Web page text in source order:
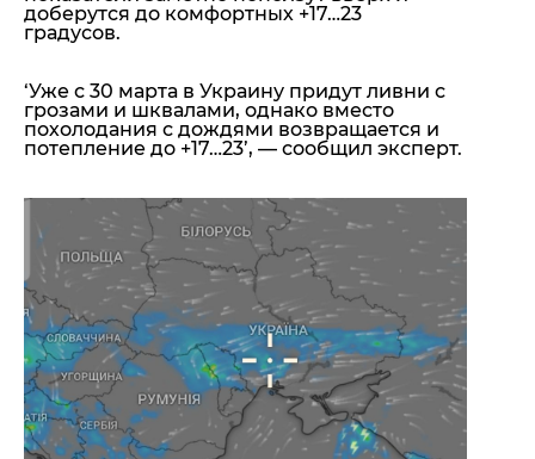
доберутся до комфортных +17…23
градусов.
‘Уже с 30 марта в Украину придут ливни с
грозами и шквалами, однако вместо
похолодания с дождями возвращается и
потепление до +17…23’, — сообщил эксперт.